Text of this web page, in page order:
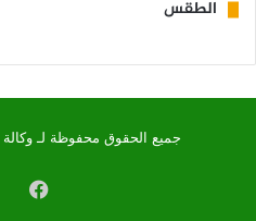
الطقس
جميع الحقوق محفوظة لـ وكالة